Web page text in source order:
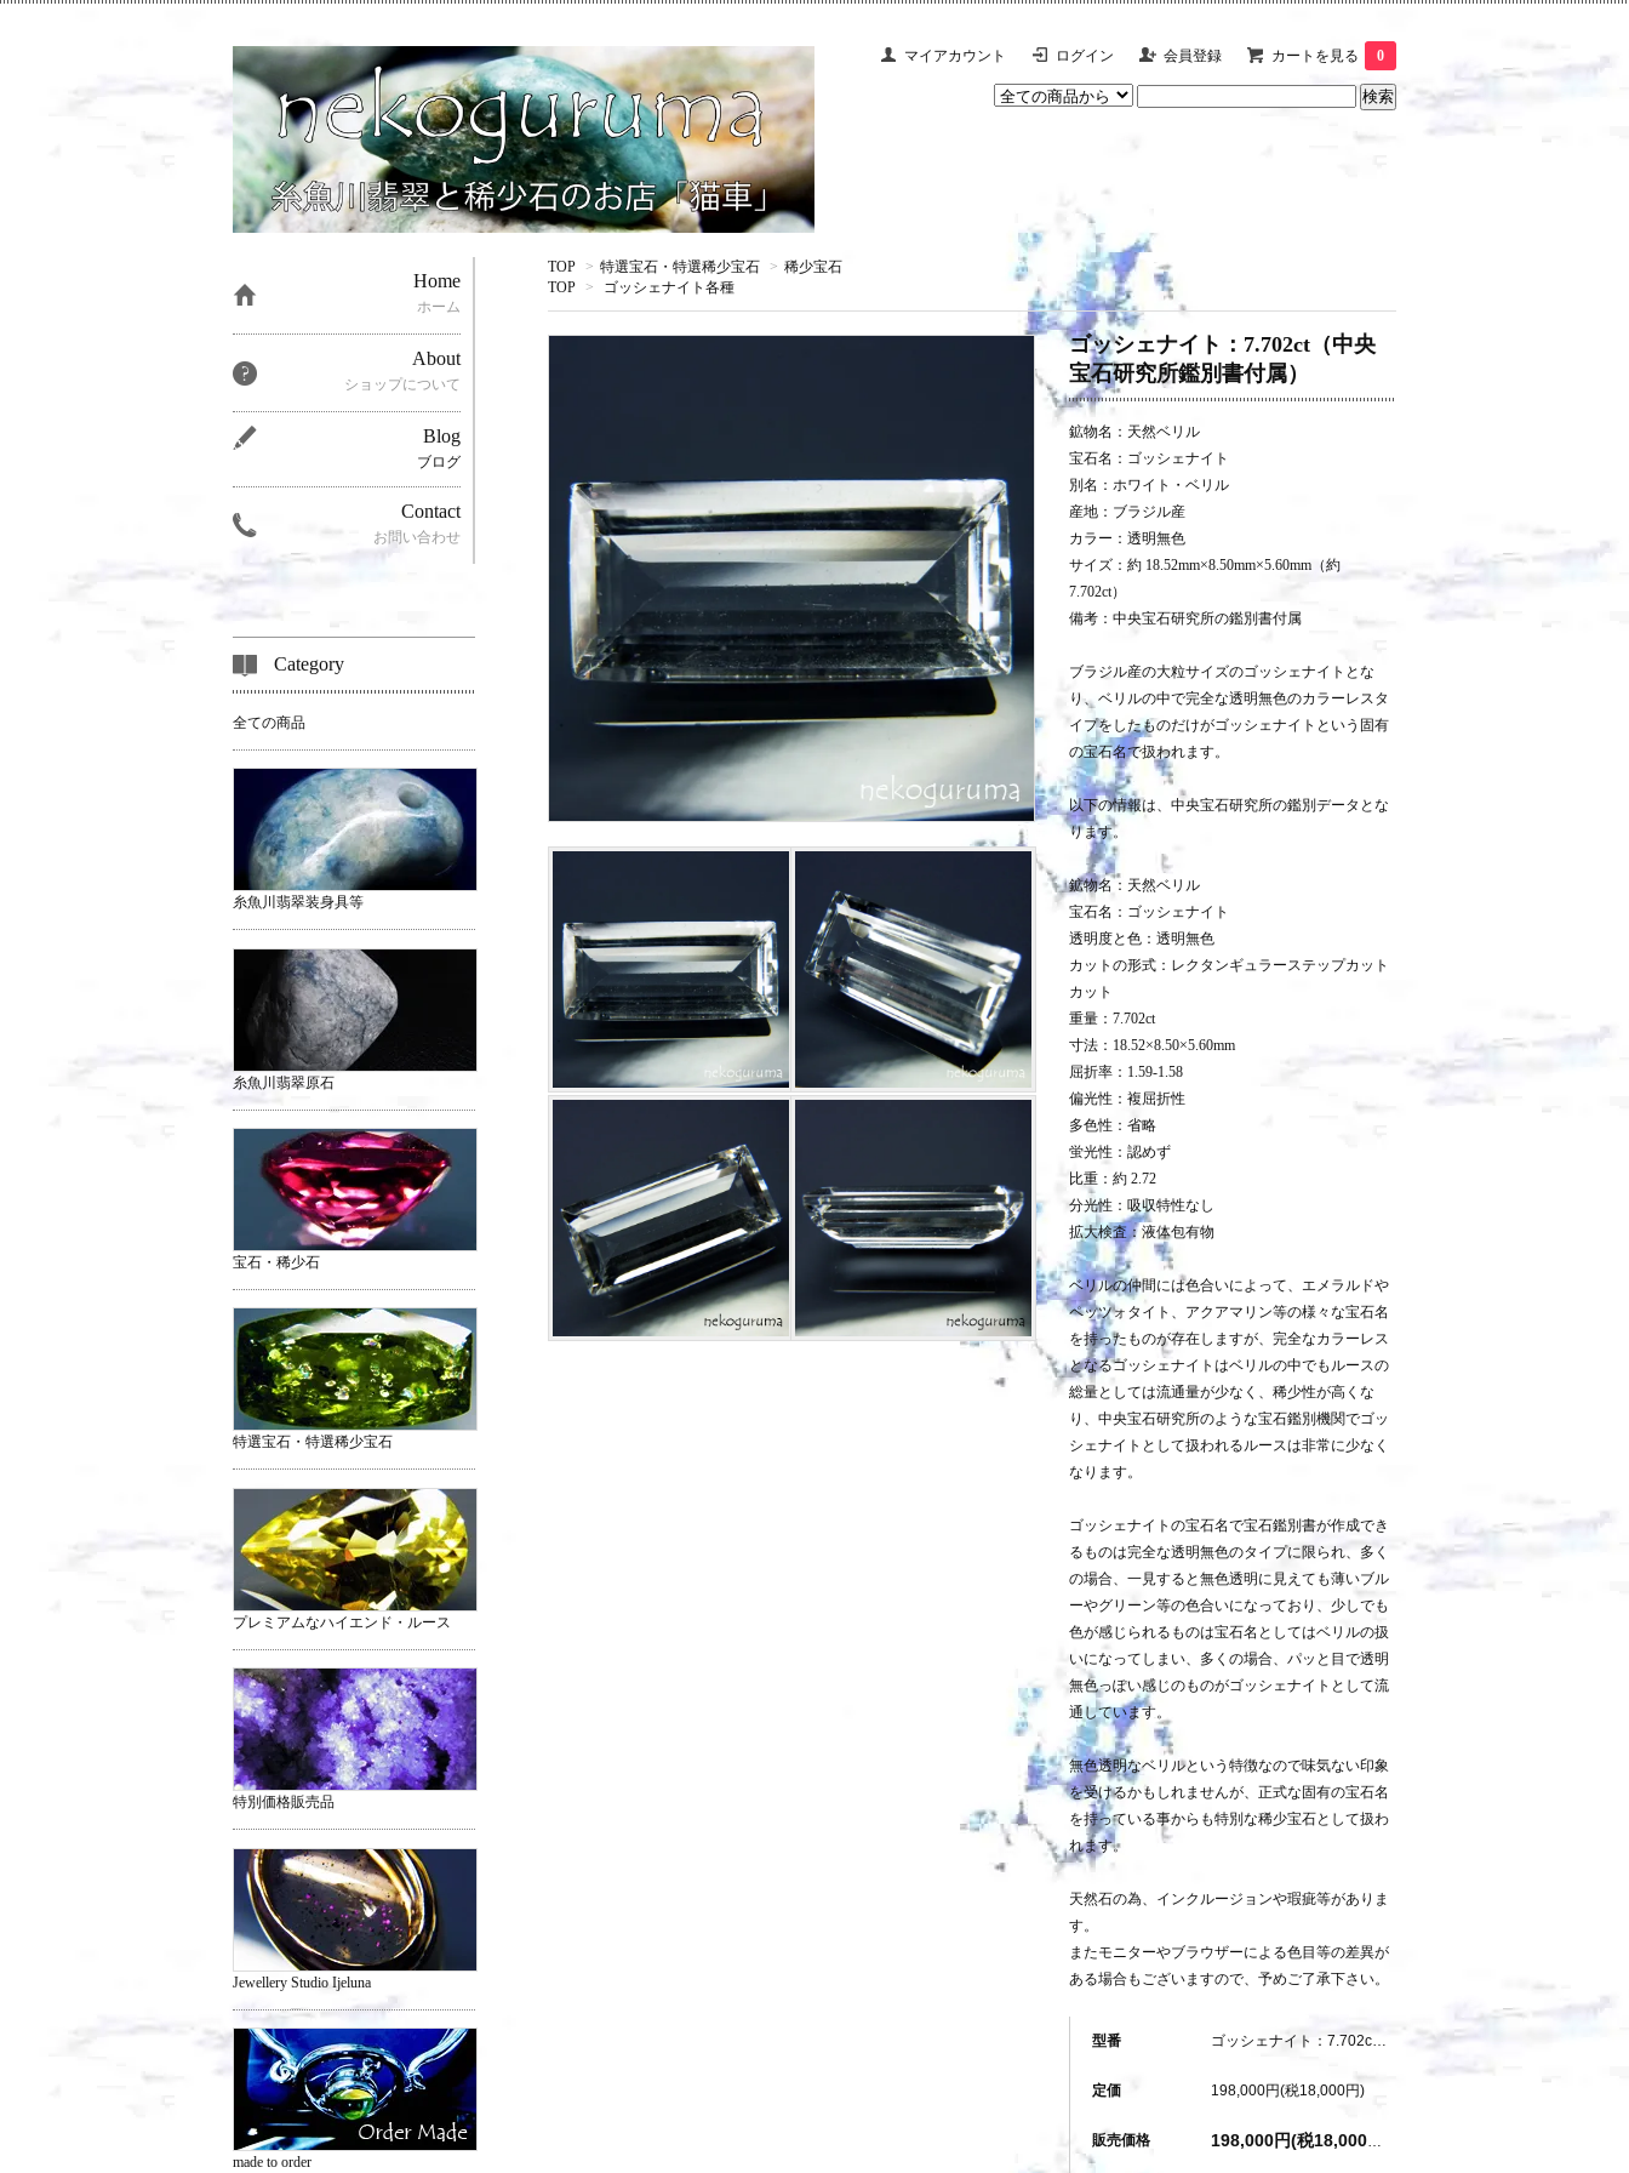
マイアカウント ログイン 会員登録 カートを見る 0
TOP > 特選宝石・特選稀少宝石 > 稀少宝石
TOP
> ゴッシェナイト各種
ゴッシェナイト：7.702ct（中央
宝石研究所鑑別書付属）
鉱物名：天然ベリル
宝石名：ゴッシェナイト
別名：ホワイト・ベリル
産地：ブラジル産
カラー：透明無色
サイズ：約 18.52mm×8.50mm×5.60mm（約
7.702ct）
備考：中央宝石研究所の鑑別書付属
ブラジル産の大粒サイズのゴッシェナイトとな
り、ベリルの中で完全な透明無色のカラーレスタ
イプをしたものだけがゴッシェナイトという固有
の宝石名で扱われます。
以下の情報は、中央宝石研究所の鑑別データとな
ります。
鉱物名：天然ベリル
宝石名：ゴッシェナイト
透明度と色：透明無色
カットの形式：レクタンギュラーステップカット
カット
重量：7.702ct
寸法：18.52×8.50×5.60mm
屈折率：1.59-1.58
偏光性：複屈折性
多色性：省略
蛍光性：認めず
比重：約 2.72
分光性：吸収特性なし
拡大検査：液体包有物
ベリルの仲間には色合いによって、エメラルドや
ペッツォタイト、アクアマリン等の様々な宝石名
を持ったものが存在しますが、完全なカラーレス
となるゴッシェナイトはベリルの中でもルースの
総量としては流通量が少なく、稀少性が高くな
り、中央宝石研究所のような宝石鑑別機関でゴッ
シェナイトとして扱われるルースは非常に少なく
なります。
ゴッシェナイトの宝石名で宝石鑑別書が作成でき
るものは完全な透明無色のタイプに限られ、多く
の場合、一見すると無色透明に見えても薄いブル
ーやグリーン等の色合いになっており、少しでも
色が感じられるものは宝石名としてはベリルの扱
いになってしまい、多くの場合、パッと目で透明
無色っぽい感じのものがゴッシェナイトとして流
通しています。
無色透明なベリルという特徴なので味気ない印象
を受けるかもしれませんが、正式な固有の宝石名
を持っている事からも特別な稀少宝石として扱わ
れます。
天然石の為、インクルージョンや瑕疵等がありま
す。
またモニターやブラウザーによる色目等の差異が
ある場合もございますので、予めご了承下さい。
型番 ゴッシェナイト：7.702ct（中央宝石研究所鑑別書付属）
定価 198,000円(税18,000円)
販売価格
Home
ホーム
About
ショップについて
Blog
ブログ
Contact
お問い合わせ
Category
全ての商品
糸魚川翡翠装身具等
糸魚川翡翠原石
宝石・稀少石
特選宝石・特選稀少宝石
プレミアムなハイエンド・ルース
特別価格販売品
Jewellery Studio Ijeluna
made to order